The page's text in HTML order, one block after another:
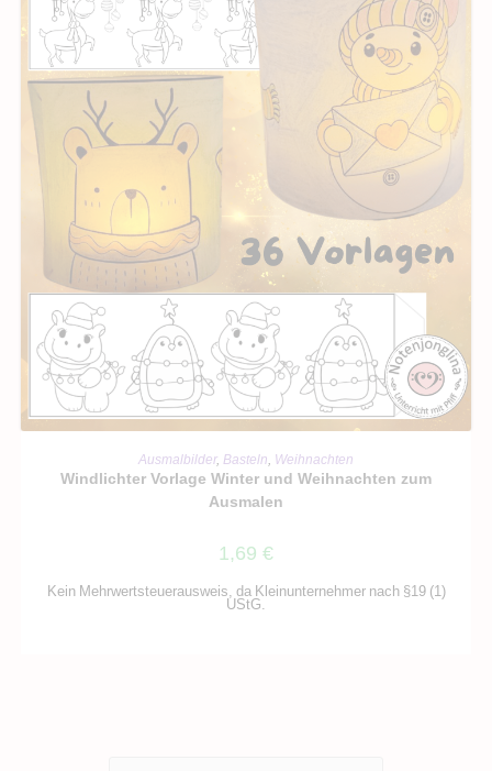
IN DEN WARENKORB
Ausmalbilder, Basteln, Weihnachten
Windlichter Vorlage Winter und Weihnachten zum
Ausmalen
1,69 €
Kein Mehrwertsteuerausweis, da Kleinunternehmer nach §19 (1)
UStG.